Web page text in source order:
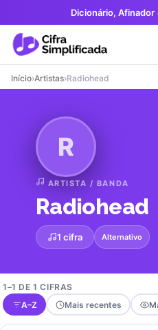
Dicionário, Afinador
Início›Artistas›Radiohead
R
ARTISTA / BANDA
Radiohead
1 cifra Alternativo
1–1 DE 1 CIFRAS
A–Z
Mais recentes